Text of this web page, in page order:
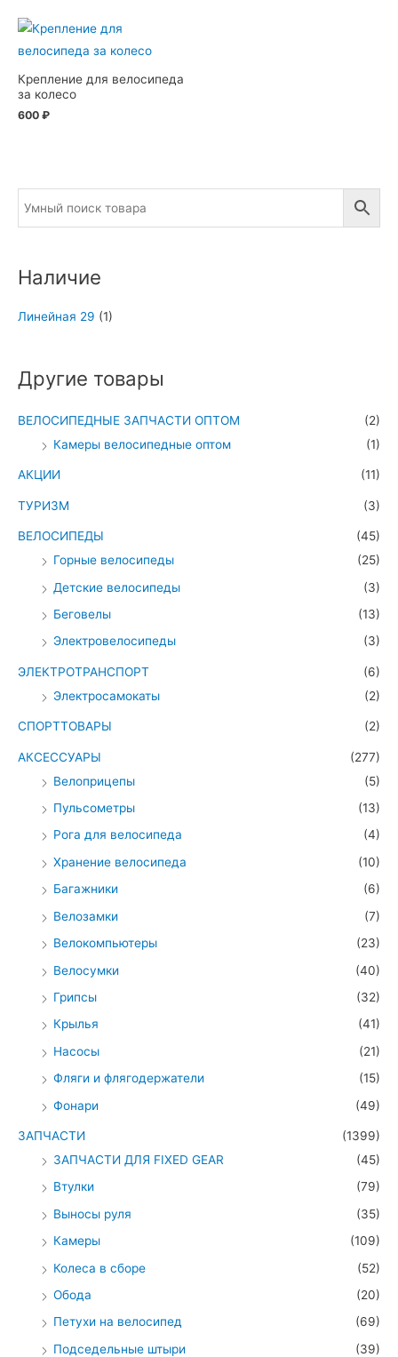
Крепление для велосипеда
за колесо
600 ₽
Наличие
Линейная 29 (1)
Другие товары
ВЕЛОСИПЕДНЫЕ ЗАПЧАСТИ ОПТОМ
(2)
Камеры велосипедные оптом
(1)
АКЦИИ (11)
ТУРИЗМ (3)
ВЕЛОСИПЕДЫ
(45)
Горные велосипеды
(25)
Детские велосипеды
(3)
Беговелы
(13)
Электровелосипеды
(3)
ЭЛЕКТРОТРАНСПОРТ
(6)
Электросамокаты
(2)
СПОРТТОВАРЫ (2)
АКСЕССУАРЫ
(277)
Велоприцепы
(5)
Пульсометры
(13)
Рога для велосипеда
(4)
Хранение велосипеда
(10)
Багажники
(6)
Велозамки
(7)
Велокомпьютеры
(23)
Велосумки
(40)
Грипсы
(32)
Крылья
(41)
Насосы
(21)
Фляги и флягодержатели
(15)
Фонари
(49)
ЗАПЧАСТИ
(1399)
ЗАПЧАСТИ ДЛЯ FIXED GEAR
(45)
Втулки
(79)
Выносы руля
(35)
Камеры
(109)
Колеса в сборе
(52)
Обода
(20)
Петухи на велосипед
(69)
Подседельные штыри
(39)